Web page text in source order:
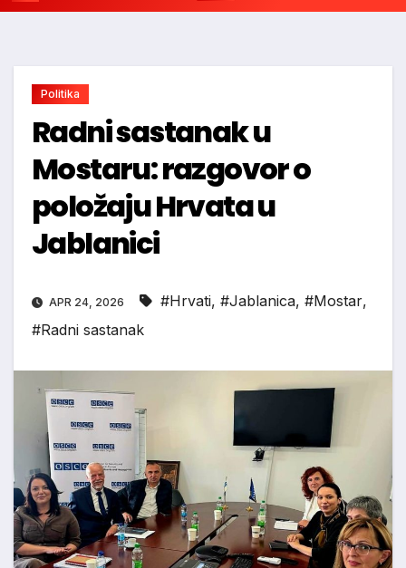
Politika
Radni sastanak u
Mostaru: razgovor o
položaju Hrvata u
Jablanici
APR 24, 2026 #Hrvati, #Jablanica, #Mostar,
#Radni sastanak